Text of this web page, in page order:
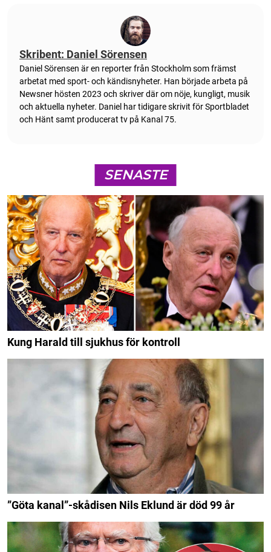
Skribent: Daniel Sörensen
Daniel Sörensen är en reporter från Stockholm som främst
arbetat med sport- och kändisnyheter. Han började arbeta på
Newsner hösten 2023 och skriver där om nöje, kungligt, musik
och aktuella nyheter. Daniel har tidigare skrivit för Sportbladet
och Hänt samt producerat tv på Kanal 75.
SENASTE
Kung Harald till sjukhus för kontroll
”Göta kanal”-skådisen Nils Eklund är död 99 år